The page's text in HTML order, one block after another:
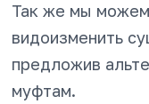
Так же мы можем
видоизменить
предложив
муфтам.